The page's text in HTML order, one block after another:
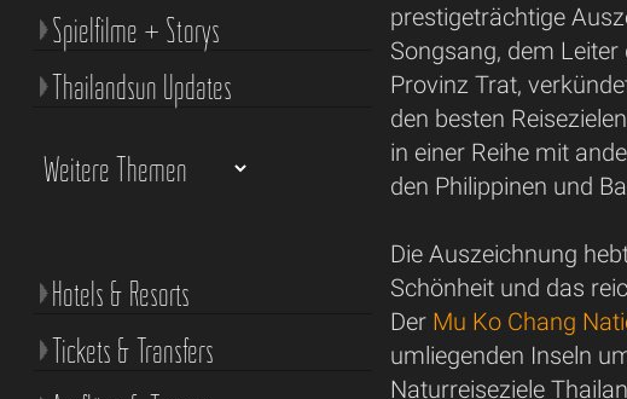
prestigeträchtige
Songsang, dem
Provinz Trat,
den besten
in einer Reihe mit
den Philippinen und
Die Auszeichnung
Schönheit und das
Der Mu Ko Chang
umliegenden Inseln
Naturreiseziele
Spielfilme + Storys
Thailandsun Updates
Hotels & Resorts
Tickets & Transfers